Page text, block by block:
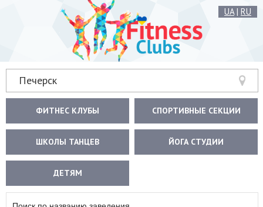
UA| RU
Печерск
ФИТНЕС КЛУБЫ СПОРТИВНЫЕ СЕКЦИИ
ШКОЛЫ ТАНЦЕВ ЙОГА СТУДИИ
ДЕТЯМ